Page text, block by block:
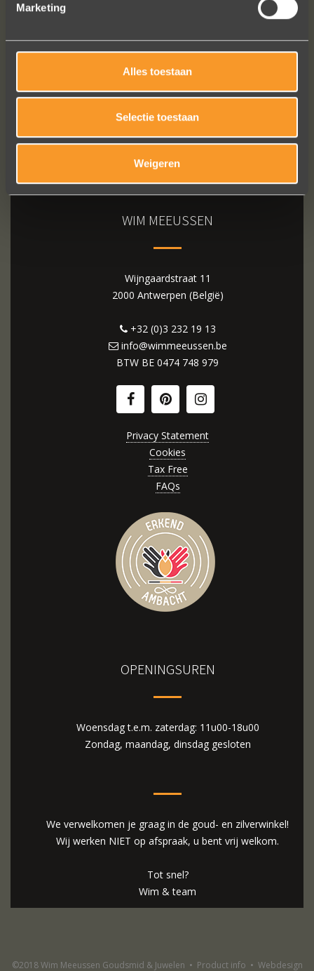
Marketing
Alles toestaan
Selectie toestaan
Weigeren
WIM MEEUSSEN
Wijngaardstraat 11
2000 Antwerpen (België)
+32 (0)3 232 19 13
info@wimmeeussen.be
BTW BE 0474 748 979
Privacy Statement
Cookies
Tax Free
FAQs
OPENINGSUREN
Woensdag t.e.m. zaterdag: 11u00-18u00
Zondag, maandag, dinsdag gesloten
We verwelkomen je graag in de goud- en zilverwinkel!
Wij werken NIET op afspraak, u bent vrij welkom.
Tot snel?
Wim & team
©2018 Wim Meeussen Goudsmid & Juwelen • Product info • Webdesign